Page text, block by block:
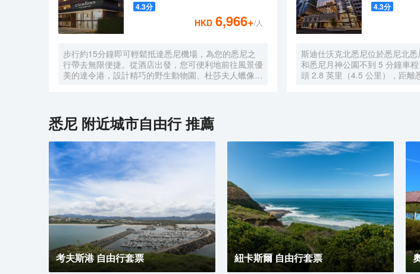
4.3分
HKD 6,966+/人
步行約15分鐘即可輕鬆抵達悉尼機場，為您的悉尼之
行帶去無限便捷。從酒店出發，您可便利地前往風景優
美的達令港，設計精巧的野生動物園、杜莎夫人蠟像館
各式船隻，肆意享受愜意的恬靜時光。 酒店外觀享有
前衞的時尚設計感，明亮的玻璃窗錯落有致地鑲嵌於深
色牆身，晚間點亮的暖色燈光仿若為酒店披上了一件華
麗的霓裳，散發出無與倫比的迷人風韻。酒店內的陳設
裝潢以柔和的馬卡龍色系為基調，搭配舒適的休息區座
椅，旨在為您締造“家外之家”的温馨入住體驗。現代化
的客房均獨具匠心設計，兼具優良的私密性與實用性，
配備空調、液晶電視機、熨衣設施及精緻的傢俱，並設
有伴您安享酣暢睡眠的優質床品。 寬敞明麗的酒吧裝
潢考究，由天賦異稟的調酒師為您精心調製各式經典雞
尾酒，當色香味美的特色小食邂逅芳醇沁人的美酒佳
釀，助您度過嫻靜的午後時光。您可與至親好友歡聚一
堂，細細品嚐精美菜品在脣齒間的美妙滋味，伴以窗外
飛機起降的開闊風景，讓您在品嚐美食的同時，可盡情
感受與周邊曼妙景緻相融合的用餐體驗。
4.3分
斯迪仕沃克北悉尼位於悉尼北
和悉尼月神公園不到 5 分鐘車
頭 2.8 英里（4.5 公里），距離
羽絨被和高檔床上用品。提供
朋友保持聯繫；有線頻道可滿足
浴設施的私人浴室提供大花灑淋
悉尼附近城市自由行 推薦
考夫斯港 自由行套票 紐卡斯爾 自由行套票